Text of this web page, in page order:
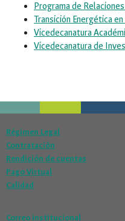
Programa de
Transición Energética
Vicedecanatura
Vicedecanatura de
Régimen Legal
Contratación
Rendición de cuentas
Pago Virtual
Calidad
Correo institucional